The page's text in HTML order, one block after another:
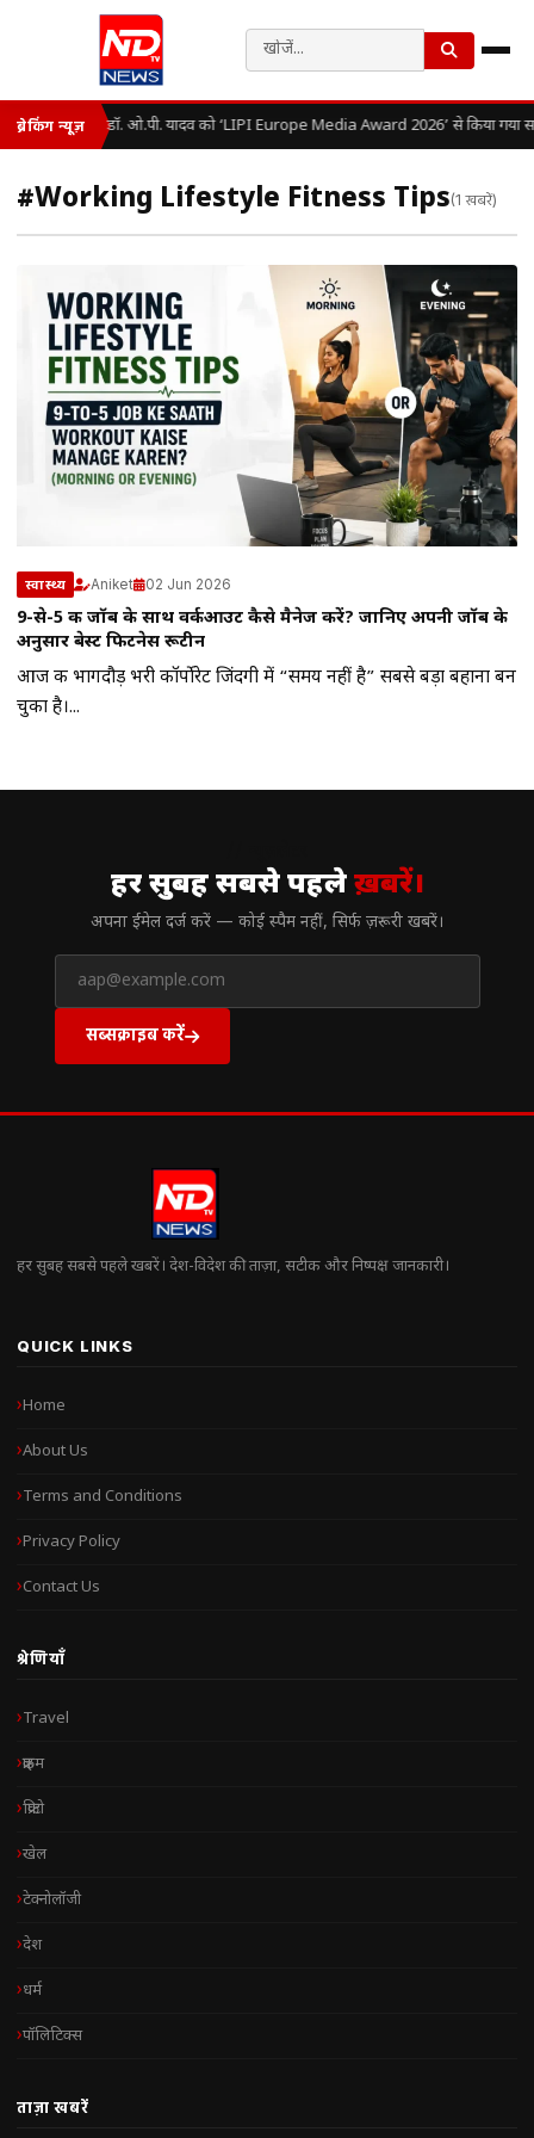
ब्रेकिंग न्यूज़ डॉ. ओ.पी. यादव को ‘LIPI Europe Media Award 2026’ से किया गया
#Working Lifestyle Fitness Tips(1 खबरें)
स्वास्थ्य Aniket 02 Jun 2026
9-से-5 की जॉब के साथ वर्कआउट कैसे मैनेज करें? जानिए अपनी जॉब के
अनुसार बेस्ट फिटनेस रूटीन
आज की भागदौड़ भरी कॉर्पोरेट जिंदगी में “समय नहीं है” सबसे बड़ा बहाना बन
चुका है।...
हर सुबह सबसे पहलेख़बरें।
अपना ईमेल दर्ज करें — कोई स्पैम नहीं, सिर्फ ज़रूरी खबरें।
सब्सक्राइब करें
हर सुबह सबसे पहले खबरें। देश-विदेश की ताज़ा, सटीक और निष्पक्ष जानकारी।
QUICK LINKS
Home
About Us
Terms and Conditions
Privacy Policy
Contact Us
श्रेणियाँ
Travel
क्राइम
क्रिप्टो
खेल
टेक्नोलॉजी
देश
धर्म
पॉलिटिक्स
ताज़ा खबरें